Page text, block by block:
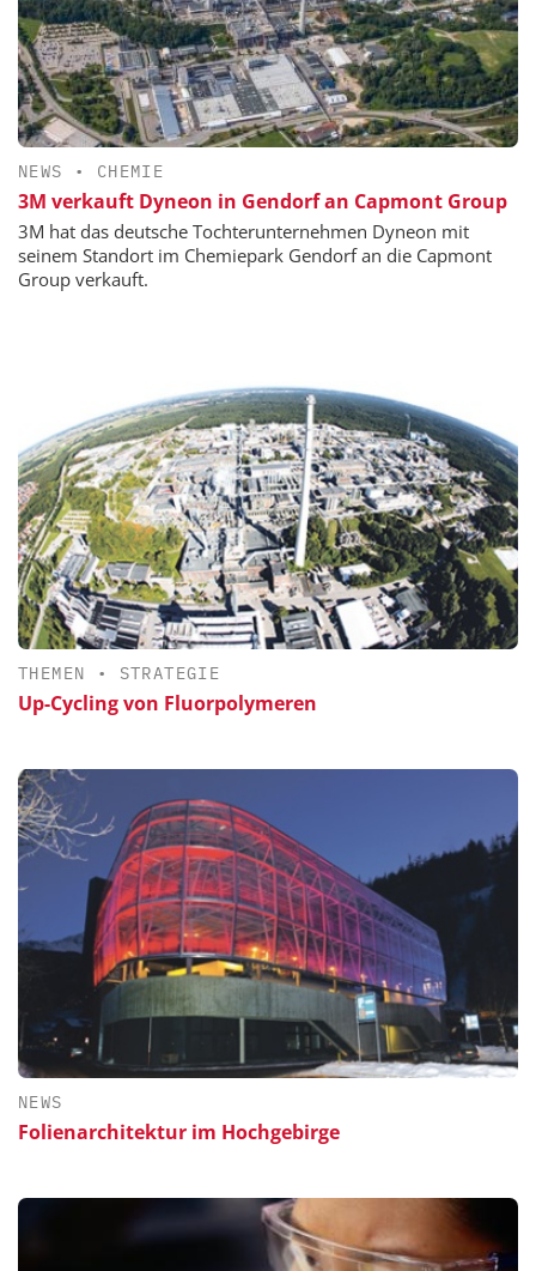
NEWS • CHEMIE
3M verkauft Dyneon in Gendorf an Capmont Group
3M hat das deutsche Tochterunternehmen Dyneon mit
seinem Standort im Chemiepark Gendorf an die Capmont
Group verkauft.
THEMEN • STRATEGIE
Up-Cycling von Fluorpolymeren
NEWS
Folienarchitektur im Hochgebirge